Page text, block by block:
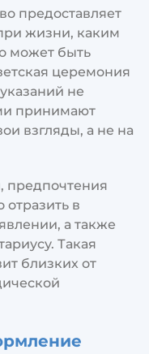
предоставляет
жизни, каким
может быть
церемония
не
принимают
взгляды, а не на
предпочтения
в
а также
Такая
близких от